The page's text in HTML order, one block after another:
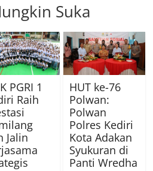
Suka
PGRI 1
Raih
Jalin
HUT ke-76
Polwan:
Polwan
Polres Kediri
Kota Adakan
Syukuran di
Panti Wredha